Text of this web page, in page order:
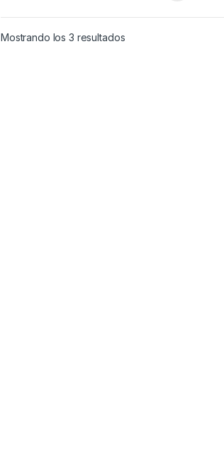
Mostrando los 3 resultados